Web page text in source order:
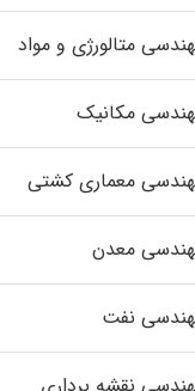
متالورژی و مواد
مکانیک
معماری کشتی
معدن
نفت